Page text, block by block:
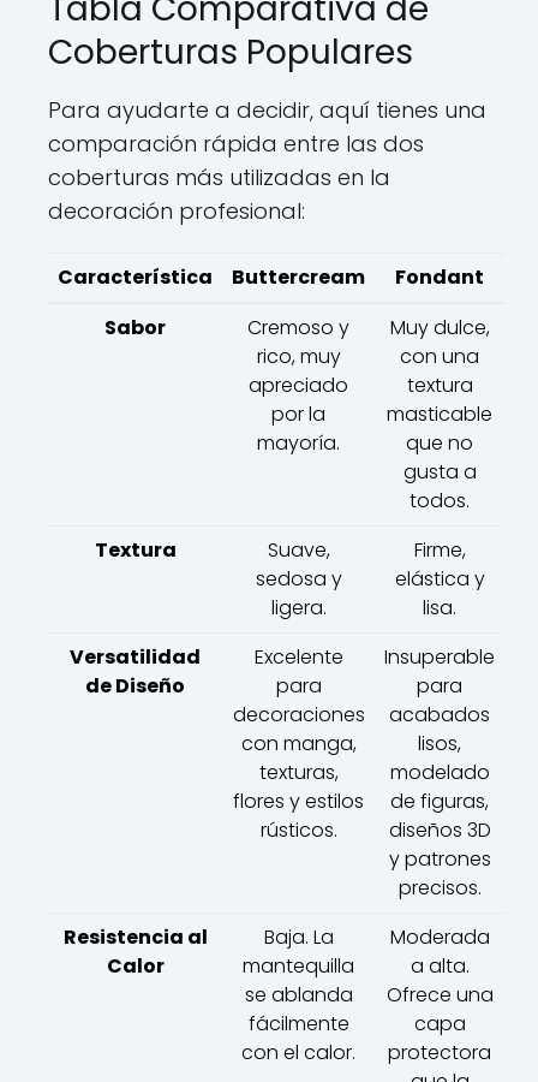
Coberturas Populares
Para ayudarte a decidir, aquí tienes una
comparación rápida entre las dos
coberturas más utilizadas en la
decoración profesional:
Característica Buttercream
Fondant
Sabor
Cremoso y
rico, muy
apreciado
por la
mayoría.
Muy dulce,
con una
textura
masticable
que no
gusta a
todos.
Textura
Suave,
sedosa y
ligera.
Firme,
elástica y
lisa.
Versatilidad
de Diseño
Excelente
para
decoraciones
con manga,
texturas,
flores y estilos
rústicos.
Insuperable
para
acabados
lisos,
modelado
de figuras,
diseños 3D
y patrones
precisos.
Resistencia al
Calor
Baja. La
mantequilla
se ablanda
fácilmente
con el calor.
Moderada
a alta.
Ofrece una
capa
protectora